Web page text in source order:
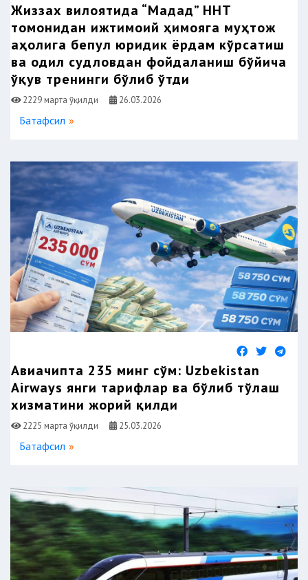
Жиззах вилоятида “Мадад” ННТ
томонидан ижтимоий ҳимояга муҳтож
аҳолига бепул юридик ёрдам кўрсатиш
ва одил судловдан фойдаланиш бўйича
ўқув тренинги бўлиб ўтди
2229 марта ўқилди 26.03.2026
Батафсил
Авиачипта 235 минг сўм: Uzbekistan
Airways янги тарифлар ва бўлиб тўлаш
хизматини жорий қилди
2225 марта ўқилди 25.03.2026
Батафсил